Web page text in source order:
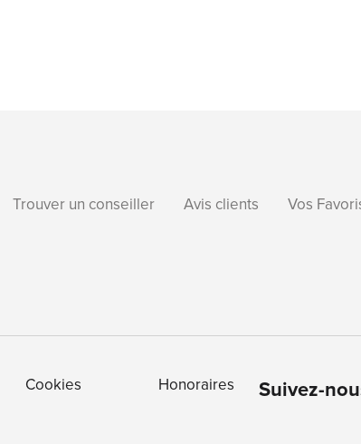
Trouver un conseiller Avis clients Vos
Cookies Honoraires Suivez-
Plateforme